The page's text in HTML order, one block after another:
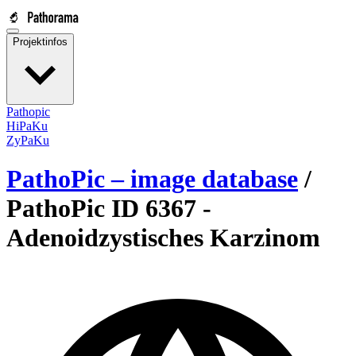
Projektinfos
Pathopic
HiPaKu
ZyPaKu
PathoPic – image database /
PathoPic ID 6367 -
Adenoidzystisches Karzinom